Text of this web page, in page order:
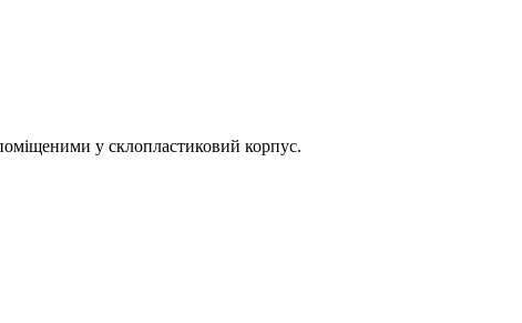
у склопластиковий корпус.